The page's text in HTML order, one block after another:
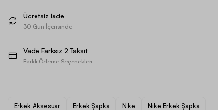
Ücretsiz İade
30 Gün İçerisinde
Vade Farksız 2 Taksit
Farklı Ödeme Seçenekleri
Erkek Aksesuar Erkek Şapka Nike Nike Erkek Şapka